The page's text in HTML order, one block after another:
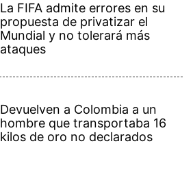
La FIFA admite errores en su
propuesta de privatizar el
Mundial y no tolerará más
ataques
Devuelven a Colombia a un
hombre que transportaba 16
kilos de oro no declarados